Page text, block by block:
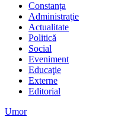
Constanța
Administraţie
Actualitate
Politică
Social
Eveniment
Educaţie
Externe
Editorial
Umor